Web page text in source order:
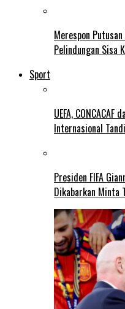
Merespon
Pelindungan Sisa
Sport
UEFA,
Internasional
Presiden FIFA
Dikabarkan Minta